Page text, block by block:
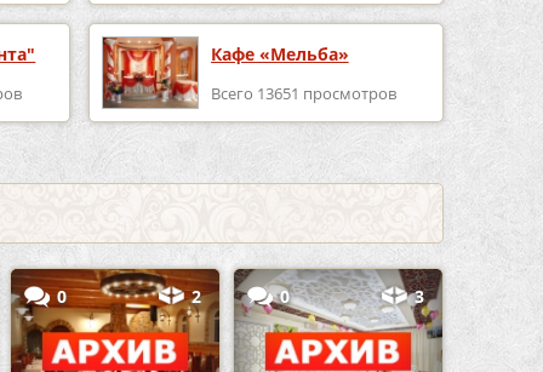
Кафе «Мельба»
Всего 13651 просмотров
0 2 0 3